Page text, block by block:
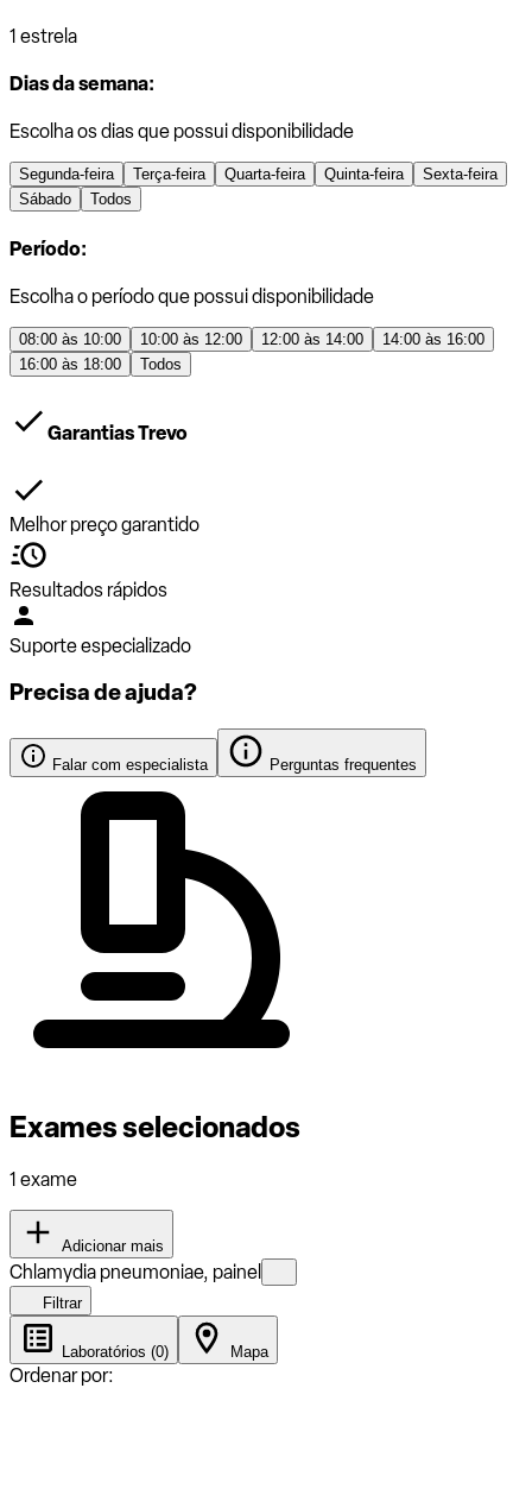
1 estrela
Dias da semana:
Escolha os dias que possui disponibilidade
Segunda-feira Terça-feira Quarta-feira Quinta-feira
Sexta-feira
Sábado
Todos
Período:
Escolha o período que possui disponibilidade
08:00 às 10:00 10:00 às 12:00 12:00 às 14:00
14:00 às 16:00
16:00 às 18:00
Todos
Garantias Trevo
Melhor preço garantido
Resultados rápidos
Suporte especializado
Precisa de ajuda?
Falar com especialista Perguntas frequentes
Exames selecionados
1 exame
Adicionar mais
Chlamydia pneumoniae, painel
Filtrar
Laboratórios (0) Mapa
Ordenar por: